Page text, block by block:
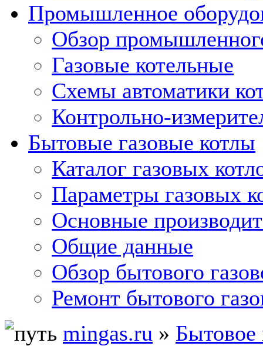
Промышленное
Обзор
Газовые котельные
Схемы автоматики
Контрольно-
Бытовые газовые котлы
Каталог газовых
Параметры газовых
Основные
Общие данные
Обзор бытового
Ремонт бытового
mingas.ru » Бытовое